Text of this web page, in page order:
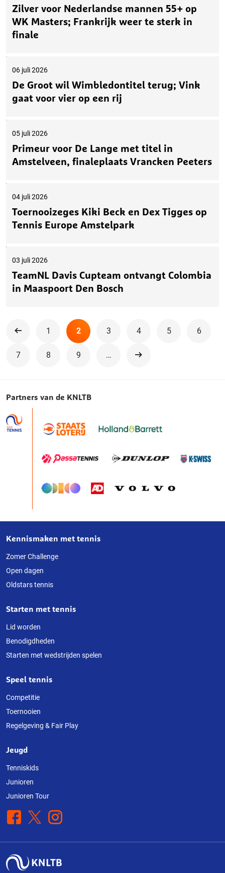
Zilver voor Nederlandse mannen 55+ op
WK Masters; Frankrijk weer te sterk in
finale
06 juli 2026
De Groot wil Wimbledontitel terug; Vink
gaat voor vier op een rij
05 juli 2026
Primeur voor De Lange met titel in
Amstelveen, finaleplaats Vrancken Peeters
04 juli 2026
Toernooizeges Kiki Beck en Dex Tigges op
Tennis Europe Amstelpark
03 juli 2026
TeamNL Davis Cupteam ontvangt Colombia
in Maaspoort Den Bosch
1 2 3 4 5 6
7 8 9 …
Volgende
Partners van de KNLTB
Over
deze
website
Kennismaken met tennis
Zomer Challenge
Open dagen
Oldstars tennis
Starten met tennis
Lid worden
Benodigdheden
Starten met wedstrijden spelen
Speel tennis
Competitie
Toernooien
Regelgeving & Fair Play
Jeugd
Tenniskids
Junioren
Junioren Tour
Facebook
X Instagram